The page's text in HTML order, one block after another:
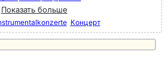
Показать больше
Концерт